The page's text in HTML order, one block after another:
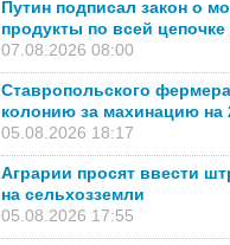
Путин подписал закон о
продукты по всей цепочке
07.08.2026 08:00
Ставропольского
колонию за махинацию на
05.08.2026 18:17
Аграрии просят ввести
на сельхозземли
05.08.2026 17:55